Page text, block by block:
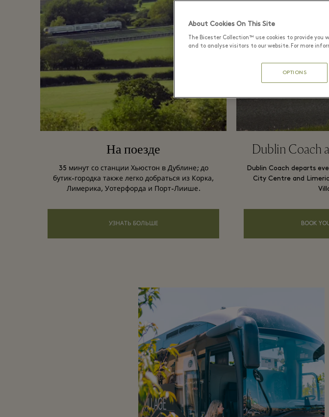
На поезде
35 минут со станции Хьюстон в Дублине; до
бутик-городка также легко добраться из Корка,
Лимерика, Уотерфорда и Порт-Лиише.
УЗНАТЬ БОЛЬШЕ
Dublin Coach
Dublin Coach departs
City Centre and
BOOK
About Cookies On This Site
The Bicester Collection™ use cookies to provide
and to analyse visitors to our website. For more
OPTIONS